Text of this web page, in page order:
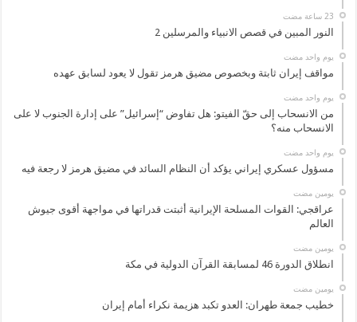
النور المبين في قصص الانبياء والمرسلين 2
‏يوم واحد مضت
مواقف إيران ثابتة وبخصوص مضيق هرمز تقول لا يعود لسابق عهده
‏يوم واحد مضت
من الانسحاب إلى حقّ الفيتو: هل تفاوض “إسرائيل” على إدارة الجنوب لا على
الانسحاب منه؟
‏يوم واحد مضت
مسؤول عسكري إيراني يؤكد أن النظام السائد في مضيق هرمز لا رجعة فيه
‏يومين مضت
عراقجي: القوات المسلحة الإيرانية أثبتت قدراتها في مواجهة أقوى جيوش
العالم
‏يومين مضت
انطلاق الدورة 46 لمسابقة القرآن الدولية في مكة
‏يومين مضت
خطيب جمعة طهران: العدو تكبد هزيمة نكراء أمام إيران